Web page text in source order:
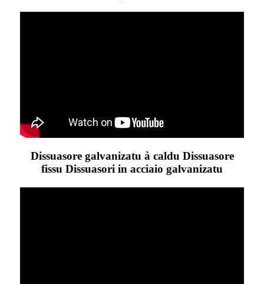
Dissuasore galvanizatu à caldu Dissuasore
fissu Dissuasori in acciaio galvanizatu